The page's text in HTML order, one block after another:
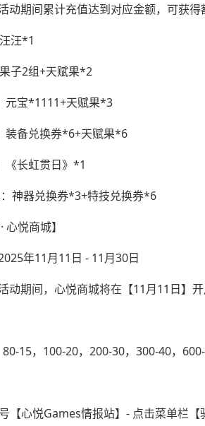
动期间累计充值达到对应金额，可获得
汪*1
子2组+天赋果*2
元宝*1111+天赋果*3
装备兑换券*6+天赋果*6
《长虹贯日》*1
神器兑换券*3+特技兑换券*6
心悦商城】
年11月11日 - 11月30日
动期间，心悦商城将在【11月11日】
15，100-20，200-30，300-40，
【心悦Games情报站】- 点击菜单栏【